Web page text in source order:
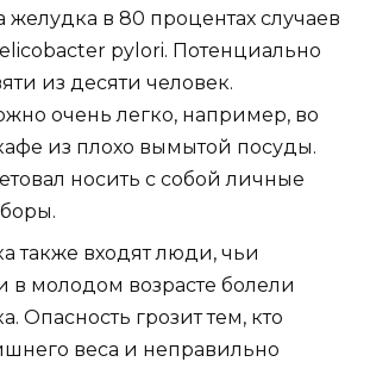
желудка в 80 процентах случаев
pylori. Потенциально
из десяти человек.
очень легко, например, во
из плохо вымытой посуды.
носить с собой личные
также входят люди, чьи
в молодом возрасте болели
Опасность грозит тем, кто
веса и неправильно